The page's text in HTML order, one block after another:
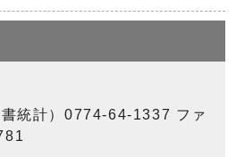
統計）0774-64-1337 ファ